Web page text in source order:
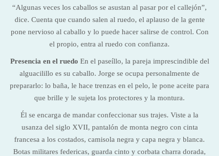
“Algunas veces los caballos se asustan al pasar por el callejón”,
dice. Cuenta que cuando salen al ruedo, el aplauso de la gente
pone nervioso al caballo y lo puede hacer salirse de control. Con
el propio, entra al ruedo con confianza.
Presencia en el ruedo En el paseíllo, la pareja imprescindible del
alguacilillo es su caballo. Jorge se ocupa personalmente de
prepararlo: lo baña, le hace trenzas en el pelo, le pone aceite para
que brille y le sujeta los protectores y la montura.
Él se encarga de mandar confeccionar sus trajes. Viste a la
usanza del siglo XVII, pantalón de monta negro con cinta
francesa a los costados, camisola negra y capa negra y blanca.
Botas militares federicas, guarda cinto y corbata charra dorada,